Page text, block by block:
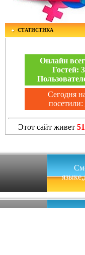
СТАТИСТИКА
Онлайн
Гостей: 3
Сегодня
посетили:
Этот сайт живет